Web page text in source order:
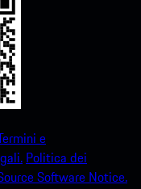
e
Politica dei
Software Notice.